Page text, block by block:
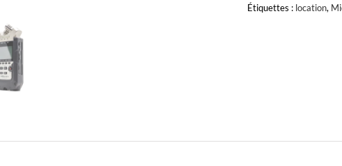
Étiquettes : location,